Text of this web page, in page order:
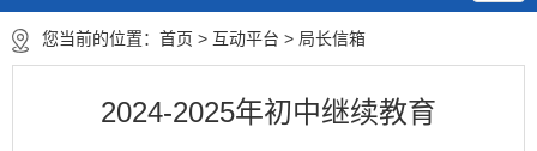
您当前的位置： 首页 > 互动平台 > 局长信箱
2024-2025年初中继续教育